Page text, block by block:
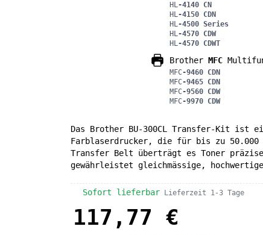
HL-4140 CN
HL-4150 CDN
HL-4500 Series
HL-4570 CDW
HL-4570 CDWT
Brother MFC
MFC-9460 CDN
MFC-9465 CDN
MFC-9560 CDW
MFC-9970 CDW
Das Brother BU-300CL Transfer-Kit ist
Farblaserdrucker, die für bis zu
Transfer Belt überträgt es Toner präzise
gewährleistet gleichmässige,
Sofort lieferbar Lieferzeit 1-3 Tage
117,77 €